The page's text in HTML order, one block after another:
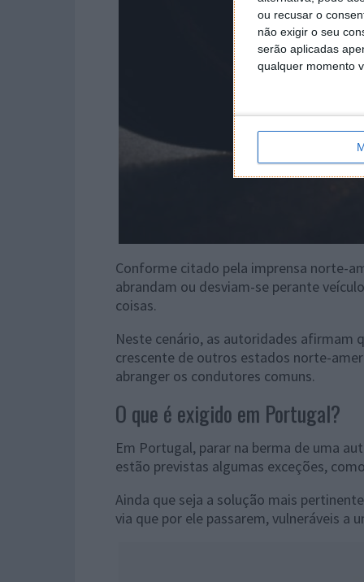
ou recusar o
não exigir o seu
serão aplicadas
qualquer momento
Conforme citado pela imprensa norte-
abrandam ou desviam-se perante
coisas.
Neste cenário, as autoridades afirmam
crescente de outros estados norte-
abranger os condutores comuns.
O que é exigido em Portugal?
Em Portugal, parar na berma de uma
estão previstas algumas exceções,
Ainda que seja a solução mais
via que por ele passarem, vulneráveis a